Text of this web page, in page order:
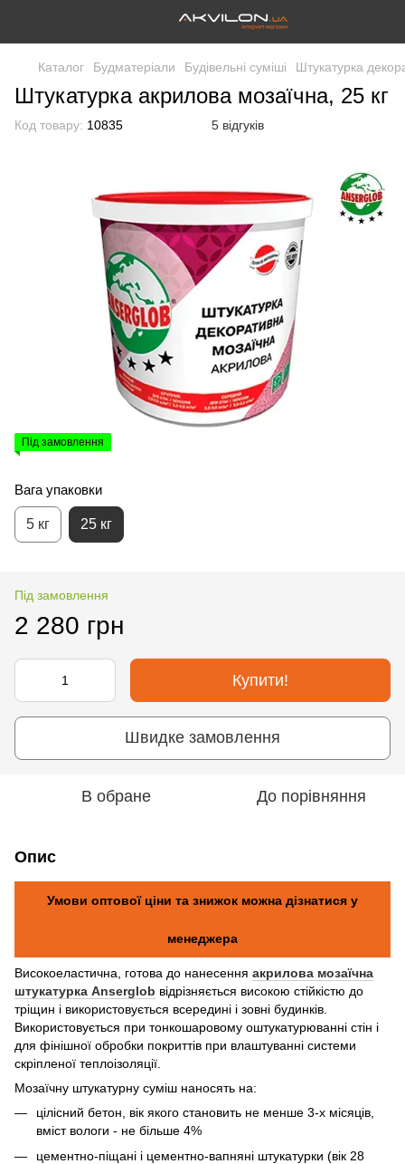
Каталог Будматеріали Будівельні суміші Штукатурка
Штукатурка акрилова мозаїчна, 25 кг
Код товару: 10835 5 відгуків
Під замовлення
Вага упаковки
5 кг 25 кг
Під замовлення
2 280 грн
Купити!
Швидке замовлення
В обране До порівняння
Опис
Умови оптової ціни та знижок можна дізнатися у
менеджера
Високоеластична, готова до нанесення акрилова мозаїчна
штукатурка Anserglob відрізняється високою стійкістю до
тріщин і використовується всередині і зовні будинків.
Використовується при тонкошаровому оштукатурюванні стін і
для фінішної обробки покриттів при влаштуванні системи
скріпленої теплоізоляції.
Мозаїчну штукатурну суміш наносять на:
цілісний бетон, вік якого становить не менше 3-х місяців,
вміст вологи - не більше 4%
цементно-піщані і цементно-вапняні штукатурки (вік 28